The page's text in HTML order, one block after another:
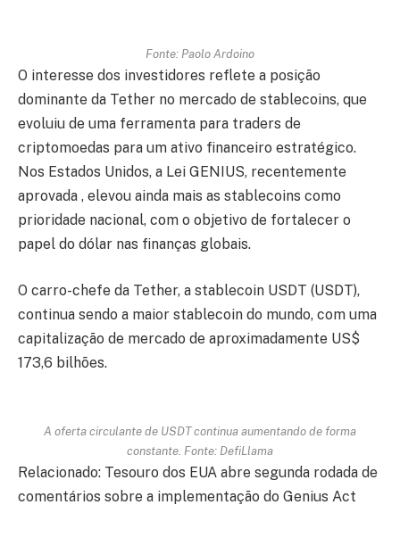
Fonte: Paolo Ardoino
O interesse dos investidores reflete a posição
dominante da Tether no mercado de stablecoins, que
evoluiu de uma ferramenta para traders de
criptomoedas para um ativo financeiro estratégico.
Nos Estados Unidos, a Lei GENIUS, recentemente
aprovada , elevou ainda mais as stablecoins como
prioridade nacional, com o objetivo de fortalecer o
papel do dólar nas finanças globais.
O carro-chefe da Tether, a stablecoin USDT (USDT),
continua sendo a maior stablecoin do mundo, com uma
capitalização de mercado de aproximadamente US$
173,6 bilhões.
A oferta circulante de USDT continua aumentando de forma
constante. Fonte: DefiLlama
Relacionado: Tesouro dos EUA abre segunda rodada de
comentários sobre a implementação do Genius Act